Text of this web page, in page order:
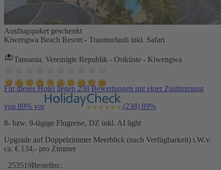
Ausflugspaket geschenkt
Kiwengwa Beach Resort - Traumurlaub inkl. Safari
Tansania, Vereinigte Republik - Ostküste - Kiwengwa
Für dieses Hotel liegen 238 Bewertungen mit einer Zustimmung
von 89% vor (238) 89%
8- bzw. 9-tägige Flugreise, DZ inkl. AI light
Upgrade auf Doppelzimmer Meerblick (nach Verfügbarkeit) i.W.v.
ca. € 134,- pro Zimmer
253519Bestellnr.: